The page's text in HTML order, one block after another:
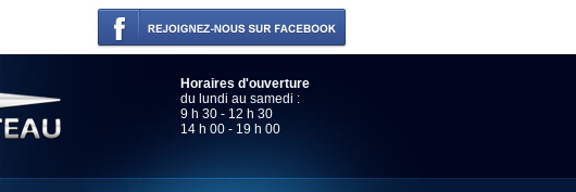
Horaires d'ouverture
du lundi au samedi :
9 h 30 - 12 h 30
14 h 00 - 19 h 00